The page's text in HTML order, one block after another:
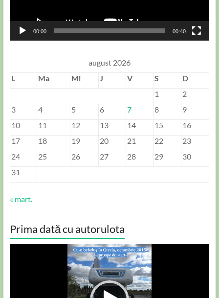
00:00 00:40
august 2026
L
Ma Mi J V S
D
1
2
3
4 5 6 7 8
9
10
11 12 13 14 15
16
17
18 19 20 21 22
23
24
25 26 27 28 29
30
31
« mart.
Prima dată cu autorulota